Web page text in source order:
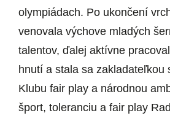
olympiádach. Po ukončení
venovala výchove mladých
talentov, ďalej aktívne
hnutí a stala sa zakladateľkou
Klubu fair play a národnou
šport, toleranciu a fair play